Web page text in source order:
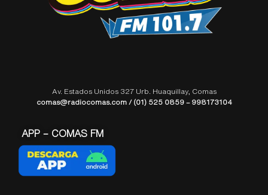
Av. Estados Unidos 327 Urb. Huaquillay, Comas
comas@radiocomas.com / (01) 525 0859 – 998173104
APP – COMAS FM